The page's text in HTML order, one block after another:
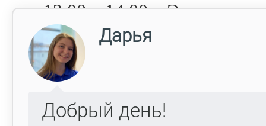
12.00 – 14.00 – Экскурсия
заповеднике«Изборск»
Луковка (смотровая
церковь, Словенские